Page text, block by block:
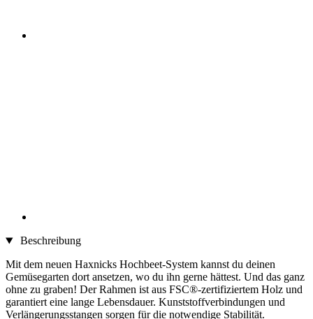
Beschreibung
Mit dem neuen Haxnicks Hochbeet-System kannst du deinen
Gemüsegarten dort ansetzen, wo du ihn gerne hättest. Und das ganz
ohne zu graben! Der Rahmen ist aus FSC®-zertifiziertem Holz und
garantiert eine lange Lebensdauer. Kunststoffverbindungen und
Verlängerungsstangen sorgen für die notwendige Stabilität.